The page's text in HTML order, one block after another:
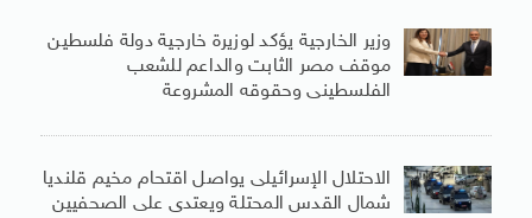
وزير الخارجية يؤكد لوزيرة خارجية دولة فلسطين
موقف مصر الثابت والداعم للشعب
الفلسطينى وحقوقه المشروعة
الاحتلال الإسرائيلى يواصل اقتحام مخيم قلنديا
شمال القدس المحتلة ويعتدى على الصحفيين